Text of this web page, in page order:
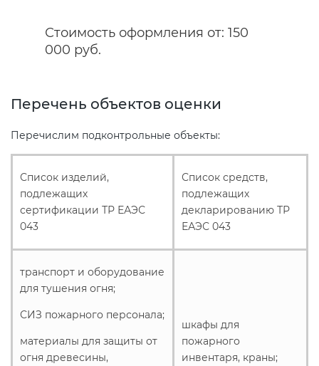
Стоимость оформления от: 150
000 руб.
Перечень объектов оценки
Перечислим подконтрольные объекты:
Список изделий,
подлежащих
сертификации ТР ЕАЭС
043
Список средств,
подлежащих
декларированию ТР
ЕАЭС 043
транспорт и оборудование
для тушения огня;
СИЗ пожарного персонала;
материалы для защиты от
огня древесины,
шкафы для
пожарного
инвентаря, краны;
Сертификация спортивных
товаров
Сертификация электротехники
Сертификация ресурсов
Остальное
БАДы